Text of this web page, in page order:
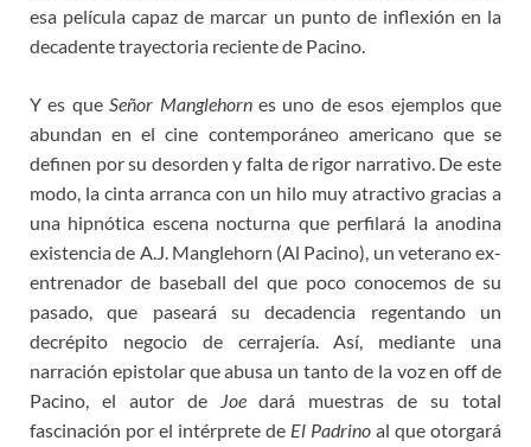
esa película capaz de marcar un punto de inflexión en la
decadente trayectoria reciente de Pacino.
Y es queSeñor Manglehornes uno de esos ejemplos que
abundan en el cine contemporáneo americano que se
definen por su desorden y falta de rigor narrativo. De este
modo, la cinta arranca con un hilo muy atractivo gracias a
una hipnótica escena nocturna que perfilará la anodina
existencia de A.J. Manglehorn (Al Pacino), un veterano ex-
entrenador de baseball del que poco conocemos de su
pasado, que paseará su decadencia regentando un
decrépito negocio de cerrajería. Así, mediante una
narración epistolar que abusa un tanto de la voz en off de
Pacino, el autor de
Joedará muestras de su total
fascinación por el intérprete de El Padrino al que otorgará